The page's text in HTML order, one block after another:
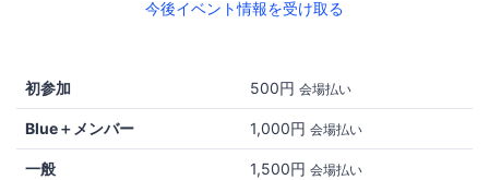
今後イベント情報を受け取る
初参加 500円 会場払い
Blue＋メンバー 1,000円 会場払い
一般 1,500円 会場払い